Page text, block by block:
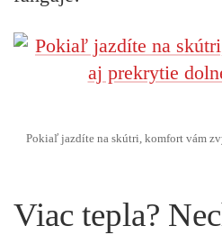
Pokiaľ jazdíte na skútri, komfort vám
Viac tepla?